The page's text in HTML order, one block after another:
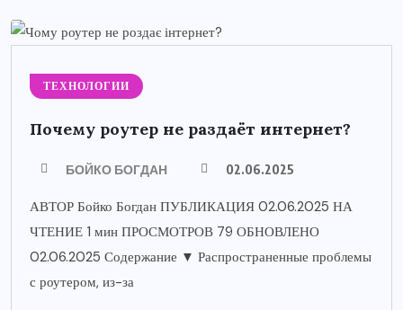
ТЕХНОЛОГИИ
Почему роутер не раздаёт интернет?
БОЙКО БОГДАН 02.06.2025
АВТОР Бойко Богдан ПУБЛИКАЦИЯ 02.06.2025 НА
ЧТЕНИЕ 1 мин ПРОСМОТРОВ 79 ОБНОВЛЕНО
02.06.2025 Содержание ▼ Распространенные проблемы
с роутером, из-за